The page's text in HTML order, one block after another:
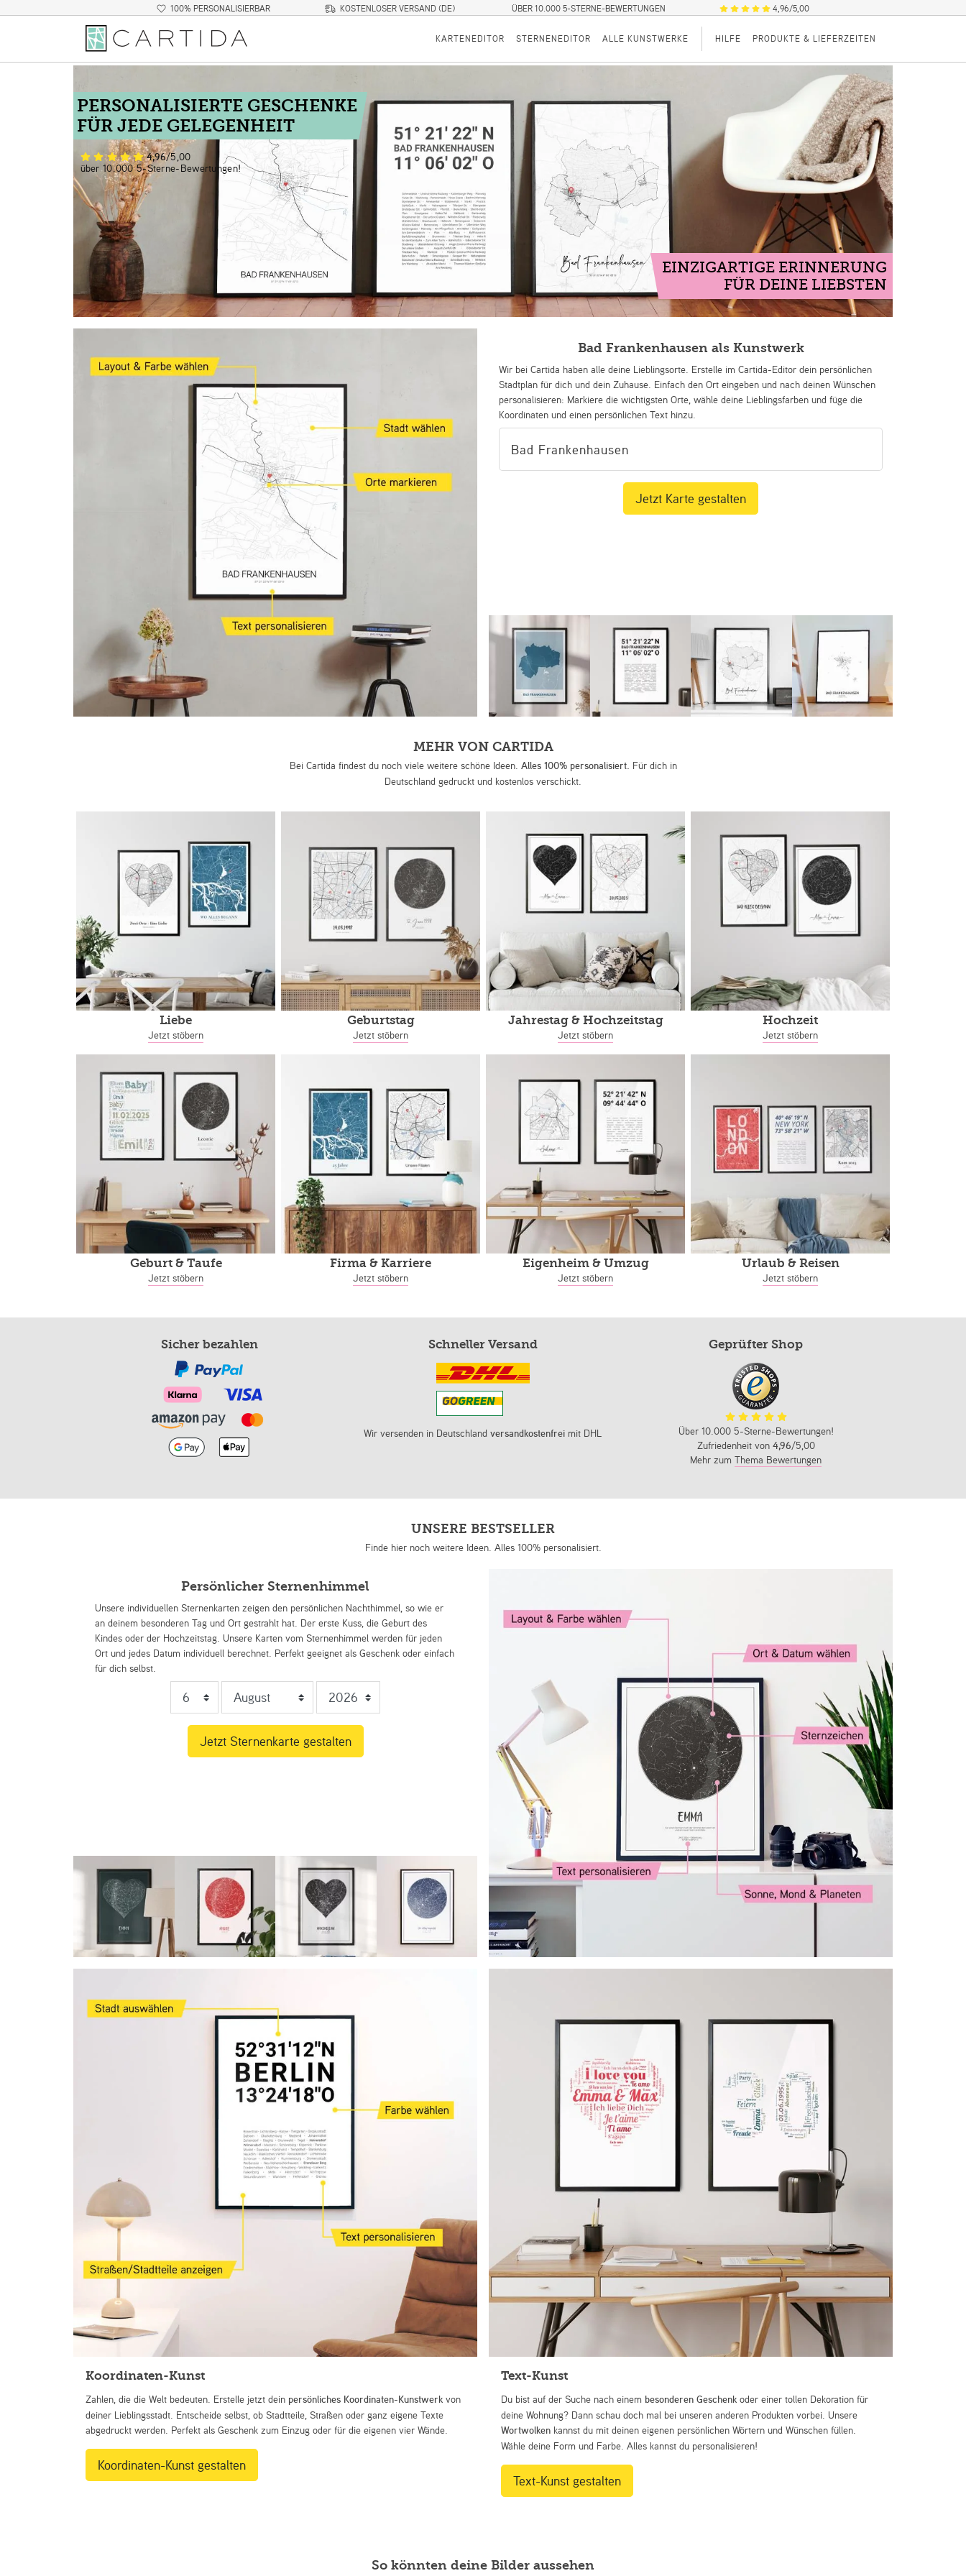
100% PERSONALISIERBAR KOSTENLOSER VERSAND (DE) ÜBER 10.000 5-STERNE-BEWERTUNGEN 4,96/5,00
KARTENEDITOR STERNENEDITOR ALLE KUNSTWERKE HILFE PRODUKTE & LIEFERZEITEN
PERSONALISIERTE GESCHENKE
FÜR JEDE GELEGENHEIT
4,96/5,00
über 10.000 5-Sterne-Bewertungen!
EINZIGARTIGE ERINNERUNG
FÜR DEINE LIEBSTEN
Bad Frankenhausen als Kunstwerk
Wir bei Cartida haben alle deine Lieblingsorte. Erstelle im Cartida-Editor dein persönlichen
Stadtplan für dich und dein Zuhause. Einfach den Ort eingeben und nach deinen Wünschen
personalisieren: Markiere die wichtigsten Orte, wähle deine Lieblingsfarben und füge die
Koordinaten und einen persönlichen Text hinzu.
Jetzt Karte gestalten
MEHR VON CARTIDA
Bei Cartida findest du noch viele weitere schöne Ideen. Alles 100% personalisiert. Für dich in
Deutschland gedruckt und kostenlos verschickt.
Liebe
Jetzt stöbern
Geburtstag
Jetzt stöbern
Jahrestag& Hochzeitstag
Jetzt stöbern
Hochzeit
Jetzt stöbern
Geburt & Taufe
Jetzt stöbern
Firma & Karriere
Jetzt stöbern
Eigenheim& Umzug
Jetzt stöbern
Urlaub & Reisen
Jetzt stöbern
Sicher bezahlen Schneller Versand
Wir versenden in Deutschlandversandkostenfrei mit DHL
Geprüfter Shop
Über 10.000 5-Sterne-Bewertungen!
Zufriedenheit von 4,96/5,00
Mehr zumThema Bewertungen
UNSERE BESTSELLER
Finde hier noch weitere Ideen. Alles 100% personalisiert.
Persönlicher Sternenhimmel
Unsere individuellen Sternenkarten zeigen den persönlichen Nachthimmel, so wie er
an deinem besonderen Tag und Ort gestrahlt hat. Der erste Kuss, die Geburt des
Kindes oder der Hochzeitstag. Unsere Karten vom Sternenhimmel werden für jeden
Ort und jedes Datum individuell berechnet. Perfekt geeignet als Geschenk oder einfach
für dich selbst.
Koordinaten-Kunst
Zahlen, die die Welt bedeuten. Erstelle jetzt dein persönliches Koordinaten-Kunstwerk von
deiner Lieblingsstadt. Entscheide selbst, ob Stadtteile, Straßen oder ganz eigene Texte
abgedruckt werden. Perfekt als Geschenk zum Einzug oder für die eigenen vier Wände.
Koordinaten-Kunst gestalten
Text-Kunst
Du bist auf der Suche nach einem besonderen Geschenk oder einer tollen Dekoration für
deine Wohnung? Dann schau doch mal bei unseren anderen Produkten vorbei. Unsere
Wortwolken kannst du mit deinen eigenen persönlichen Wörtern und Wünschen füllen.
Wähle deine Form und Farbe. Alles kannst du personalisieren!
Text-Kunst gestalten
So könnten deine Bilder aussehen